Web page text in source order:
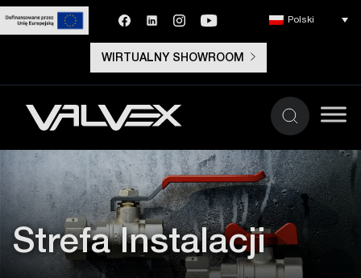
WIRTUALNY SHOWROOM
Polski
Strefa Instalacji